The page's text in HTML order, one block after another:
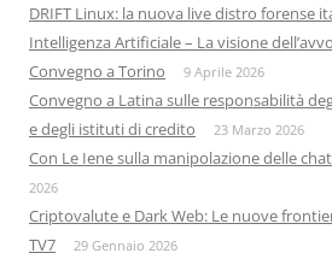
DRIFT Linux: la nuova live distro forense
Intelligenza Artificiale – La visione
Convegno a Torino
9 Aprile 2026
Convegno a Latina sulle responsabilità
e degli istituti di credito
23 Marzo 2026
Con Le Iene sulla manipolazione delle
2026
Criptovalute e Dark Web: Le nuove
TV7
29 Gennaio 2026